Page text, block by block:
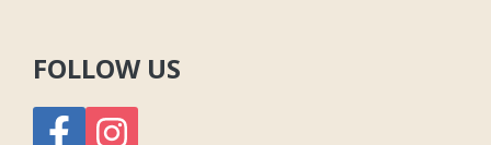
FOLLOW US